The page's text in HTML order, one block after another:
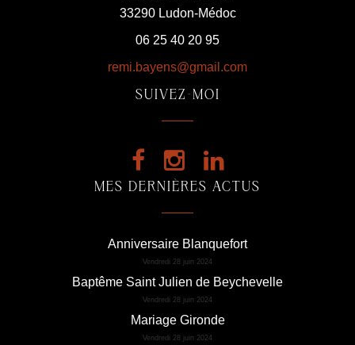
33290 Ludon-Médoc
06 25 40 20 95
remi.bayens@gmail.com
SUIVEZ-MOI
MES DERNIÈRES ACTUS
Anniversaire Blanquefort
Vendredi 28 juin 2024
Baptême Saint Julien de Beychevelle
Vendredi 28 juin 2024
Mariage Gironde
Vendredi 28 juin 2024